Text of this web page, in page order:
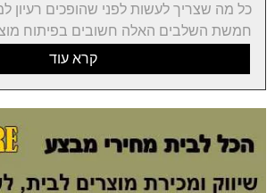
כל מה שצריך לעשות לפני שהופכים רעיון
חמשת השלבים האלה חשובים בפיתוח
קרא עוד